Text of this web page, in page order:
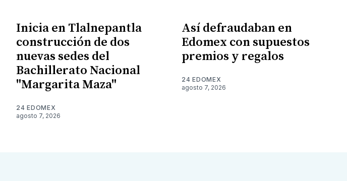
Inicia en Tlalnepantla
construcción de dos
nuevas sedes del
Bachillerato Nacional
"Margarita Maza"
24 EDOMEX
agosto 7, 2026
Así defraudaban en
Edomex con supuestos
premios y regalos
24 EDOMEX
agosto 7, 2026